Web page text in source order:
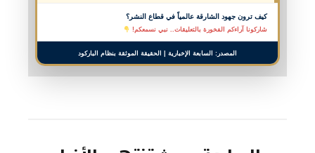
كيف ترون جهود الشارقة عالمياً في قطاع النشر؟
شاركونا آراءكم الفخورة بالتعليقات.. نبي نسمعكم!
المصدر: السابعة الإخبارية | الحقيقة الموثقة بنظام الباركود